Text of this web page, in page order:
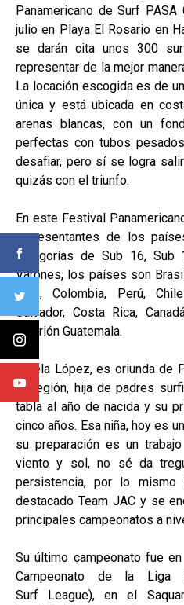
Panamericano de Surf
julio en Playa El Rosario en
se darán cita unos 300
representar de la mejor
La locación escogida es de
única y está ubicada en
arenas blancas, con un
perfectas con tubos
desafiar, pero sí se logra
quizás con el triunfo.
En este Festival
representantes de los
categorías de Sub 16, Sub
Varones, los países son
Rico, Colombia, Perú,
Salvador, Costa Rica,
anfitrión Guatemala.
Estela López, es oriunda
VI región, hija de padres
tabla al año de nacida y su
cinco años. Esa niña, hoy es
su preparación es un
viento y sol, no sé da
persistencia, por lo
destacado Team JAC y se
principales campeonatos a
Su último campeonato fue
Campeonato de la Liga
Surf League), en el